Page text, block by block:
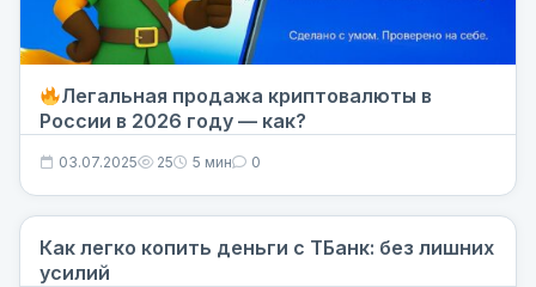
Легальная продажа криптовалюты в
России в 2026 году — как?
03.07.2025 25 5 мин 0
Как легко копить деньги с ТБанк: без лишних
усилий